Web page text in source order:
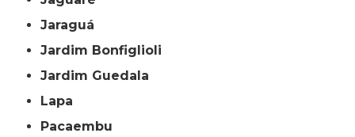
Jaraguá
Jardim Bonfiglioli
Jardim Guedala
Lapa
Pacaembu